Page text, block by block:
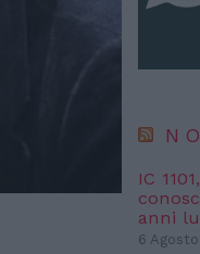
IC
anni
6